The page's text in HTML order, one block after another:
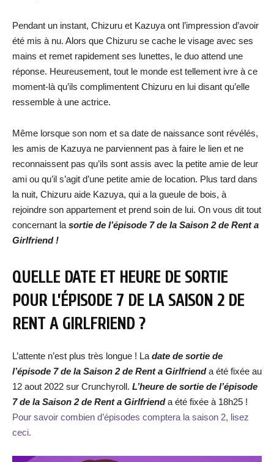
Pendant un instant, Chizuru et Kazuya ont l’impression d’avoir
été mis à nu. Alors que Chizuru se cache le visage avec ses
mains et remet rapidement ses lunettes, le duo attend une
réponse. Heureusement, tout le monde est tellement ivre à ce
moment-là qu’ils complimentent Chizuru en lui disant qu’elle
ressemble à une actrice.
Même lorsque son nom et sa date de naissance sont révélés,
les amis de Kazuya ne parviennent pas à faire le lien et ne
reconnaissent pas qu’ils sont assis avec la petite amie de leur
ami ou qu’il s’agit d’une petite amie de location. Plus tard dans
la nuit, Chizuru aide Kazuya, qui a la gueule de bois, à
rejoindre son appartement et prend soin de lui. On vous dit tout
concernant la sortie de l’épisode 7 de la Saison 2 de Rent a
Girlfriend !
QUELLE DATE ET HEURE DE SORTIE
POUR L’ÉPISODE 7 DE LA SAISON 2 DE
RENT A GIRLFRIEND ?
L’attente n’est plus très longue ! La date de sortie de
l’épisode 7 de la Saison 2 de Rent a Girlfrienda été fixée au
12 aout 2022 sur Crunchyroll. L’heure de sortie de l’épisode
7 de la Saison 2 de Rent a Girlfrienda été fixée à 18h25 !
Pour savoir combien d’épisodes comptera la saison 2, lisez
ceci.